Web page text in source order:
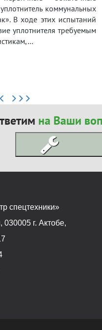
коммунальных
В ходе этих испытаний
уплотнителя требуемым
на Ваши
спецтехники»
030005 г. Актобе,